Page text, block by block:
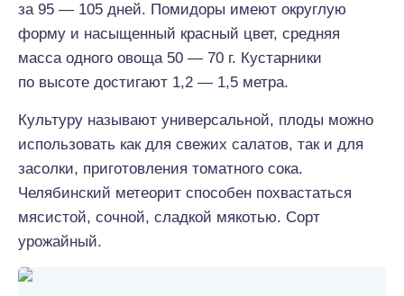
за 95 — 105 дней. Помидоры имеют округлую
форму и насыщенный красный цвет, средняя
масса одного овоща 50 — 70 г. Кустарники
по высоте достигают 1,2 — 1,5 метра.
Культуру называют универсальной, плоды можно
использовать как для свежих салатов, так и для
засолки, приготовления томатного сока.
Челябинский метеорит способен похвастаться
мясистой, сочной, сладкой мякотью. Сорт
урожайный.